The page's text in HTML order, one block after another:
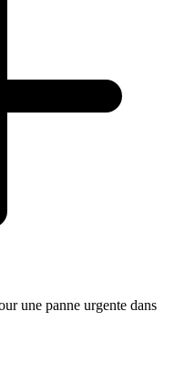
une panne urgente dans